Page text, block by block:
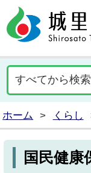
ホーム > くらし
国民健康